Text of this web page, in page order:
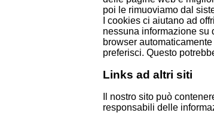
poi le rimuoviamo dal
I cookies ci aiutano ad
nessuna informazione su
browser
preferisci. Questo
Links ad altri siti
Il nostro sito può
responsabili delle